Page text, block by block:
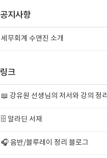
공지사항
세무회계 수앤진 소개
링크
📖 강유원 선생님의 저서와 강의 정리
🗄️ 알라딘 서재
🎧 음반/블루레이 정리 블로그